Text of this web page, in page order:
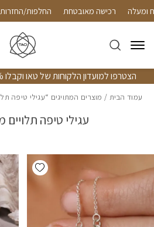
Skip to Content רכישה מאובטחת
הצטרפו למועדון הלקוחות של טאו וקבלו 10% הנחה ישירות למייל!
עמוד הבית / מוצרים המתויגים “עגילי טיפה
עגילי טיפה תלויים
Add wishlist
בחזרה למעלה